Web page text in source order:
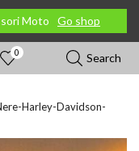
Moto Go shop
0 Search
Harley-Davidson-